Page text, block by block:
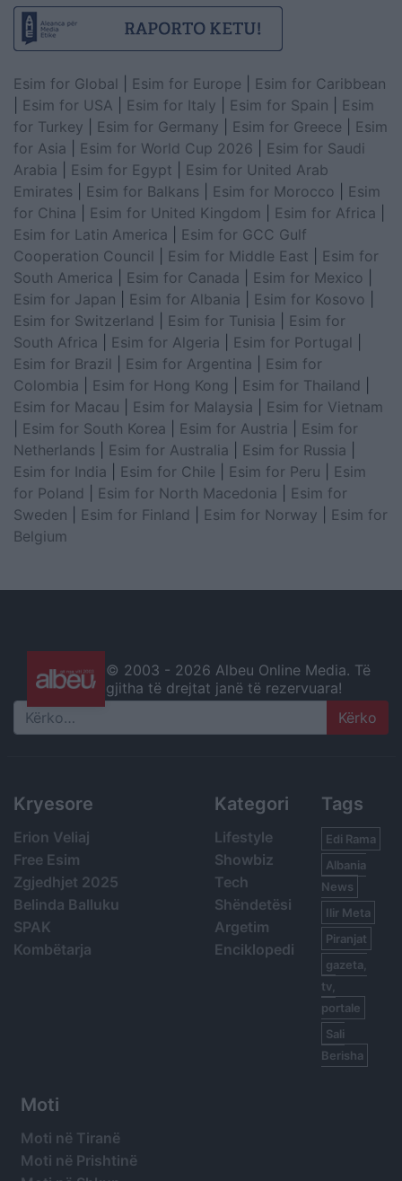
Esim for Global Esim for Europe
Esim for Caribbean
Esim for USA Esim for Italy Esim for Spain
Esim
for Turkey
Esim for Germany Esim for Greece
Esim
for Asia
Esim for World Cup 2026
Esim for Saudi
Arabia
Esim for Egypt
Esim for United Arab
Emirates
Esim for Balkans Esim for Morocco
Esim
for China
Esim for United Kingdom Esim for Africa
Esim for Latin America
Esim for GCC Gulf
Cooperation Council
Esim for Middle East
Esim for
South America
Esim for Canada Esim for Mexico
Esim for Japan
Esim for Albania Esim for Kosovo
Esim for Switzerland
Esim for Tunisia
Esim for
South Africa
Esim for Algeria Esim for Portugal
Esim for Brazil
Esim for Argentina
Esim for
Colombia
Esim for Hong Kong Esim for Thailand
Esim for Macau
Esim for Malaysia
Esim for Vietnam
Esim for South Korea Esim for Austria
Esim for
Netherlands
Esim for Australia Esim for Russia
Esim for India
Esim for Chile Esim for Peru
Esim
for Poland
Esim for North Macedonia
Esim for
Sweden
Esim for Finland Esim for Norway
Esim for
Belgium
© 2003 - 2026 Albeu Online Media. Të
gjitha të drejtat janë të rezervuara!
Search
Kryesore
Erion Veliaj
Free Esim
Zgjedhjet 2025
Belinda Balluku
SPAK
Kombëtarja
Kategori
Lifestyle
Showbiz
Tech
Shëndetësi
Argetim
Enciklopedi
Tags
Edi Rama
Albania
News
Ilir Meta
Piranjat
gazeta,
tv,
portale
Sali
Berisha
Moti
Moti në Tiranë
Moti në Prishtinë